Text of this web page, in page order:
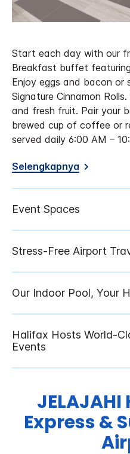
Start each day with our
Breakfast buffet
Enjoy eggs and bacon or
Signature Cinnamon
and fresh fruit. Pair your
brewed cup of coffee or
served daily 6:00 AM –
Selengkapnya
JELAJAHI
Express &